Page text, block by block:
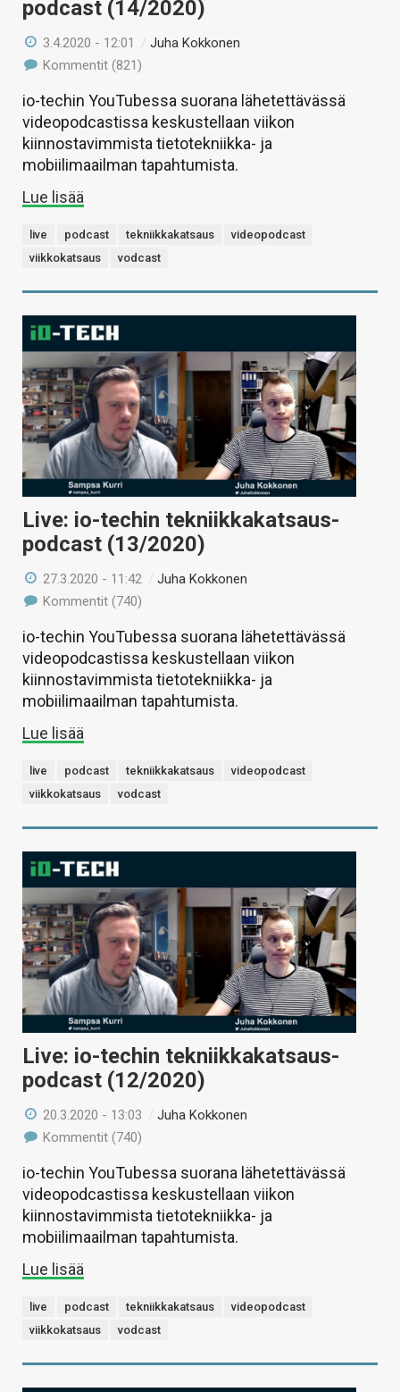
podcast (14/2020)
3.4.2020 - 12:01 /Juha Kokkonen
Kommentit (821)
io-techin YouTubessa suorana lähetettävässä
videopodcastissa keskustellaan viikon
kiinnostavimmista tietotekniikka- ja
mobiilimaailman tapahtumista.
Lue lisää
live podcast tekniikkakatsaus
videopodcast
viikkokatsaus
vodcast
Live: io-techin tekniikkakatsaus-
podcast (13/2020)
27.3.2020 - 11:42 /Juha Kokkonen
Kommentit (740)
io-techin YouTubessa suorana lähetettävässä
videopodcastissa keskustellaan viikon
kiinnostavimmista tietotekniikka- ja
mobiilimaailman tapahtumista.
Lue lisää
live podcast tekniikkakatsaus
videopodcast
viikkokatsaus
vodcast
Live: io-techin tekniikkakatsaus-
podcast (12/2020)
20.3.2020 - 13:03 /Juha Kokkonen
Kommentit (740)
io-techin YouTubessa suorana lähetettävässä
videopodcastissa keskustellaan viikon
kiinnostavimmista tietotekniikka- ja
mobiilimaailman tapahtumista.
Lue lisää
live podcast tekniikkakatsaus
videopodcast
viikkokatsaus
vodcast